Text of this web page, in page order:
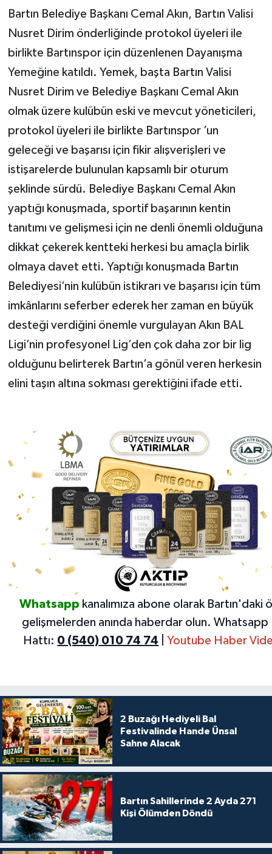
Bartın Belediye Başkanı Cemal Akın, Bartın Valisi
Nusret Dirim önderliğinde protokol üyeleri ile
birlikte Bartınspor için düzenlenen Dayanışma
Yemeğine katıldı. Yemek, başta Bartın Valisi
Nusret Dirim ve Belediye Başkanı Cemal Akın
olmak üzere kulübün eski ve mevcut yöneticileri,
protokol üyeleri ile birlikte Bartınspor ’un
geleceği ve başarısı için fikir alışverişleri ve
istişarelerde bulunulan kapsamlı bir oturum
şeklinde sürdü. Belediye Başkanı Cemal Akın
yaptığı konuşmada, sportif başarının kentin
tanıtımı ve gelişmesi için ne denli önemli olduğuna
dikkat çekerek kentteki herkesi bu amaçla birlik
olmaya davet etti. Yaptığı konuşmada Bartın
Belediyesi’nin kulübün istikrarı ve başarısı için tüm
imkânlarını seferber ederek her zaman en büyük
desteği verdiğini önemle vurgulayan Akın BAL
Ligi’nin profesyonel Lig’den çok daha zor bir lig
olduğunu belirterek Bartın’a gönül veren herkesin
elini taşın altına sokması gerektiğini ifade etti.
Whatsapp kanalımıza abone olarak Bartın'daki
gelişmelerden anında haberdar olun. Whatsapp
Hattı: 0 (540) 010 74 74 Youtube Haber
2 Buzağı Hediyeli Bal
Festivalinde Hande Ünsal
Sahne Alacak
Bartın Sahillerinde 2 Ayda 271
Kişi Ölümden Döndü